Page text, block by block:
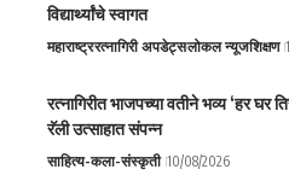
विद्यार्थ्यांचे स्वागत
महाराष्ट्ररत्नागिरी अपडेट्सलोकल न्यूजशिक्षण
रत्नागिरीत भाजपच्या वतीने भव्य ‘हर घर
रॅली उत्साहात संपन्न
साहित्य-कला-संस्कृती 10/08/2026